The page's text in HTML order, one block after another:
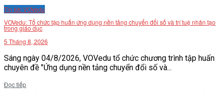
THƯ VIỆN
Tin tức VOVedu
VOVedu: Tổ chức tập huấn ứng dụng nền tảng chuyển đổi số và trí tuệ nhân tạo
trong giáo dục
5 Tháng 8, 2026
Sáng ngày 04/8/2026, VOVedu tổ chức chương trình tập huấn
chuyên đề "Ứng dụng nền tảng chuyển đổi số và...
Đọc tiếpDetails